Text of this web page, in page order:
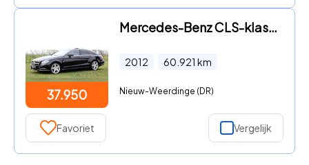
37.950
Mercedes-Benz CLS-klasse - 500 - AMG - Airmatic - 60.000 km
2012 60.921 km
Nieuw-Weerdinge (DR)
Favoriet Vergelijk